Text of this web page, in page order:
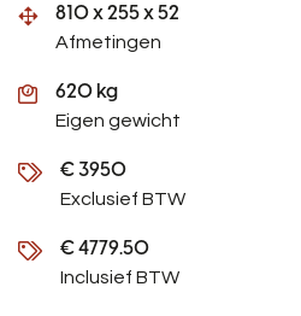
810 x 255 x 52
Afmetingen
620 kg
Eigen gewicht
€ 3950
Exclusief BTW
€ 4779.50
Inclusief BTW